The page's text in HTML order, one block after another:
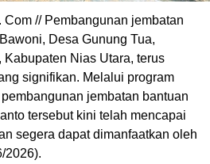
Com // Pembangunan jembatan
Desa Gunung Tua,
Kabupaten Nias Utara, terus
signifikan. Melalui program
jembatan bantuan
tersebut kini telah mencapai
segera dapat dimanfaatkan oleh
2026).